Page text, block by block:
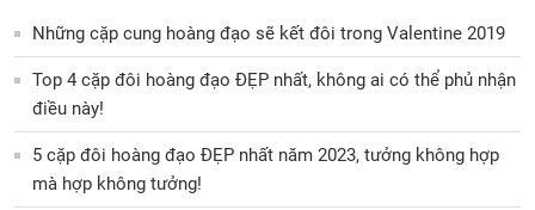
Những cặp cung hoàng đạo sẽ kết đôi trong Valentine 2019
Top 4 cặp đôi hoàng đạo ĐẸP nhất, không ai có thể phủ nhận
điều này!
5 cặp đôi hoàng đạo ĐẸP nhất năm 2023, tưởng không hợp
mà hợp không tưởng!